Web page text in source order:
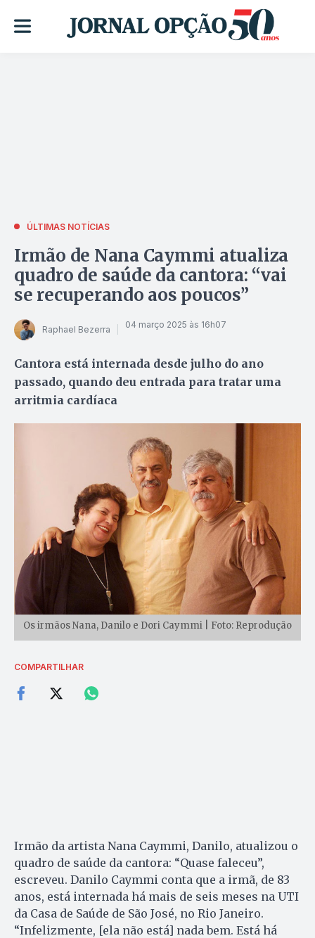
ÚLTIMAS NOTÍCIAS
Irmão de Nana Caymmi atualiza
quadro de saúde da cantora: “vai
se recuperando aos poucos”
Raphael Bezerra 04 março 2025 às 16h07
Cantora está internada desde julho do ano
passado, quando deu entrada para tratar uma
arritmia cardíaca
Os irmãos Nana, Danilo e Dori Caymmi | Foto: Reprodução
COMPARTILHAR
Irmão da artista Nana Caymmi, Danilo, atualizou o
quadro de saúde da cantora: “Quase faleceu”,
escreveu. Danilo Caymmi conta que a irmã, de 83
anos, está internada há mais de seis meses na UTI
da Casa de Saúde de São José, no Rio Janeiro.
“Infelizmente, [ela não está] nada bem. Está há